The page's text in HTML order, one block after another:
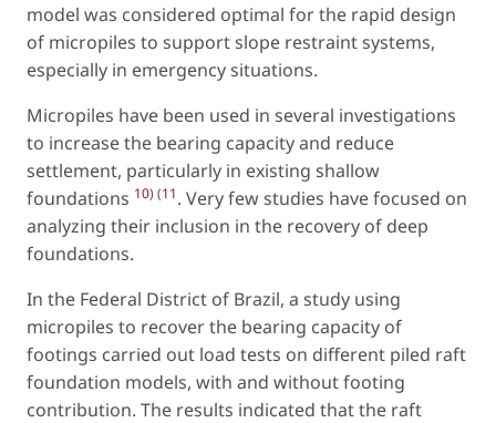
model was considered optimal for the rapid design
of micropiles to support slope restraint systems,
especially in emergency situations.
Micropiles have been used in several investigations
to increase the bearing capacity and reduce
settlement, particularly in existing shallow
foundations 10) (11. Very few studies have focused on
analyzing their inclusion in the recovery of deep
foundations.
In the Federal District of Brazil, a study using
micropiles to recover the bearing capacity of
footings carried out load tests on different piled raft
foundation models, with and without footing
contribution. The results indicated that the raft